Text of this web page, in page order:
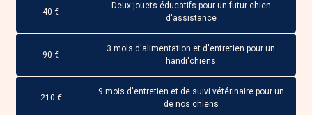
40 €
Deux jouets éducatifs pour un futur chien
d'assistance
90 €
3 mois d'alimentation et d'entretien pour un
handi'chiens
210 €
9 mois d'entretien et de suivi vétérinaire pour un
de nos chiens